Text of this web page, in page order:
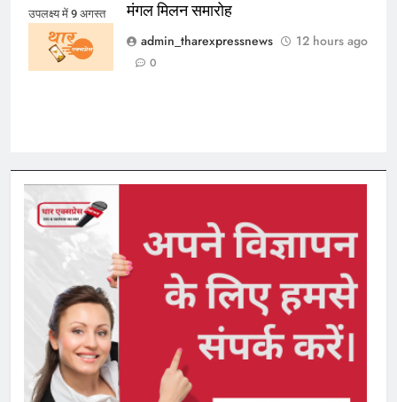
उपलक्ष्य में 9 अगस्त
को रतनबिहारी पार्क में
मंगल मिलन समारोह
मंगल मिलन समारोह
admin_tharexpressnews
12 hours ago
0